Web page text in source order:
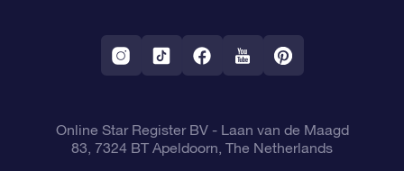
Aplicativo RV Fly me to the stars
Constelações
Online Star Register BV- Laan van de Maagd
83, 7324 BT Apeldoorn, The Netherlands